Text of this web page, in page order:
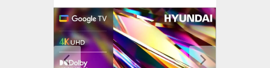
Previous Next